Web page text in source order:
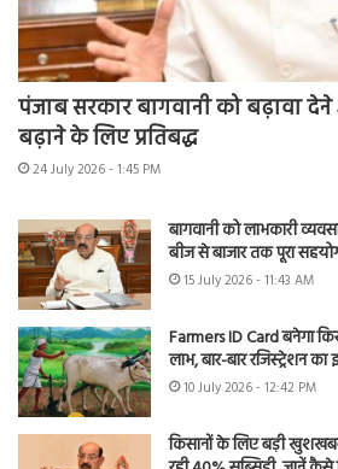
पंजाब सरकार बागवानी को बढ़ावा
बढ़ाने के लिए प्रतिबद्ध
24 July 2026 - 1:45 PM
बागवानी को लाभकारी
बीज से बाजार तक पूरा
15 July 2026 - 11:43 AM
Farmers ID Card बनेगा
लाभ, बार-बार रजिस्ट्रेशन
10 July 2026 - 12:42 PM
किसानों के लिए बड़ी